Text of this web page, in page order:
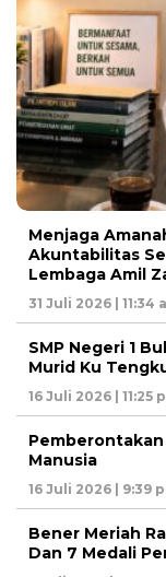
Menjaga
Akuntabilitas
Lembaga Amil
31 Juli 2026 | 11:34
SMP Negeri 1
Murid Ku
16 Juli 2026 | 11:25
Manusia
16 Juli 2026 | 9:39
Bener Meriah
Dan 7 Medali